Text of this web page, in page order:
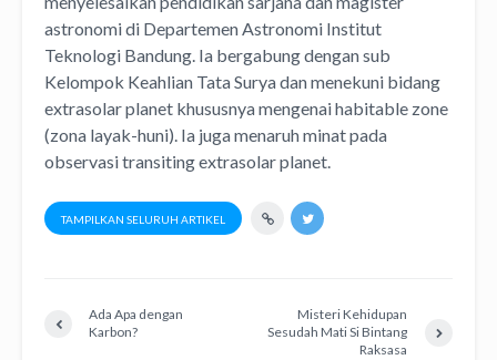
astronomi di Departemen Astronomi Institut
Teknologi Bandung. Ia bergabung dengan sub
Kelompok Keahlian Tata Surya dan menekuni bidang
extrasolar planet khususnya mengenai habitable zone
(zona layak-huni). Ia juga menaruh minat pada
observasi transiting extrasolar planet.
TAMPILKAN SELURUH ARTIKEL
Ada Apa dengan
Karbon?
Misteri Kehidupan
Sesudah Mati Si Bintang
Raksasa